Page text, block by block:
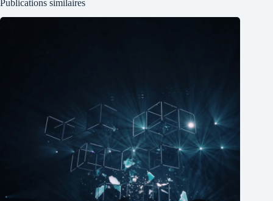
Publications similaires